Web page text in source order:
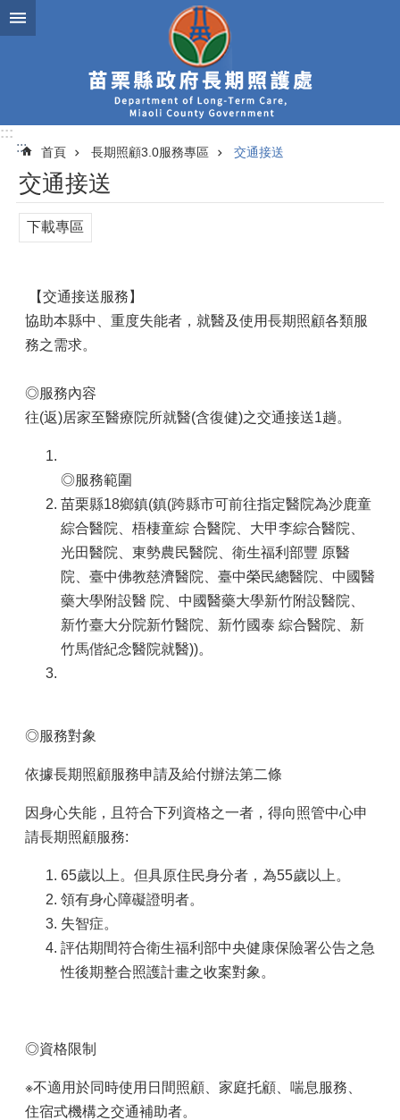
跳到主要內容區塊
:::
:::
首頁 長期照顧3.0服務專區 交通接送
交通接送
下載專區
【交通接送服務】
協助本縣中、重度失能者，就醫及使用長期照顧各類服
務之需求。
◎服務內容
往(返)居家至醫療院所就醫(含復健)之交通接送1趟。
◎服務範圍
苗栗縣18鄉鎮(鎮(跨縣市可前往指定醫院為沙鹿童
綜合醫院、梧棲童綜 合醫院、大甲李綜合醫院、
光田醫院、東勢農民醫院、衛生福利部豐 原醫
院、臺中佛教慈濟醫院、臺中榮民總醫院、中國醫
藥大學附設醫 院、中國醫藥大學新竹附設醫院、
新竹臺大分院新竹醫院、新竹國泰 綜合醫院、新
竹馬偕紀念醫院就醫))。
◎服務對象
依據長期照顧服務申請及給付辦法第二條
因身心失能，且符合下列資格之一者，得向照管中心申
請長期照顧服務:
65歲以上。但具原住民身分者，為55歲以上。
領有身心障礙證明者。
失智症。
評估期間符合衛生福利部中央健康保險署公告之急
性後期整合照護計畫之收案對象。
◎資格限制
※不適用於同時使用日間照顧、家庭托顧、喘息服務、
住宿式機構之交通補助者。